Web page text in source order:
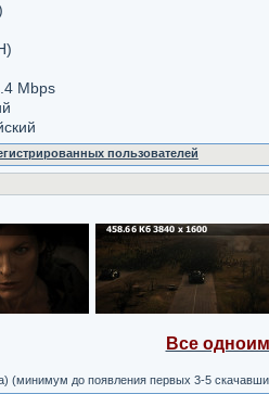
Mbps
пользователей
Все
(минимум до появления первых 3-5